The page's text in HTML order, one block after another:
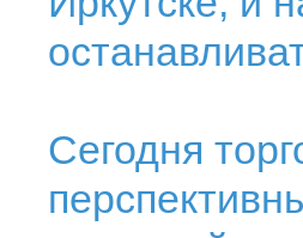
Сегодня